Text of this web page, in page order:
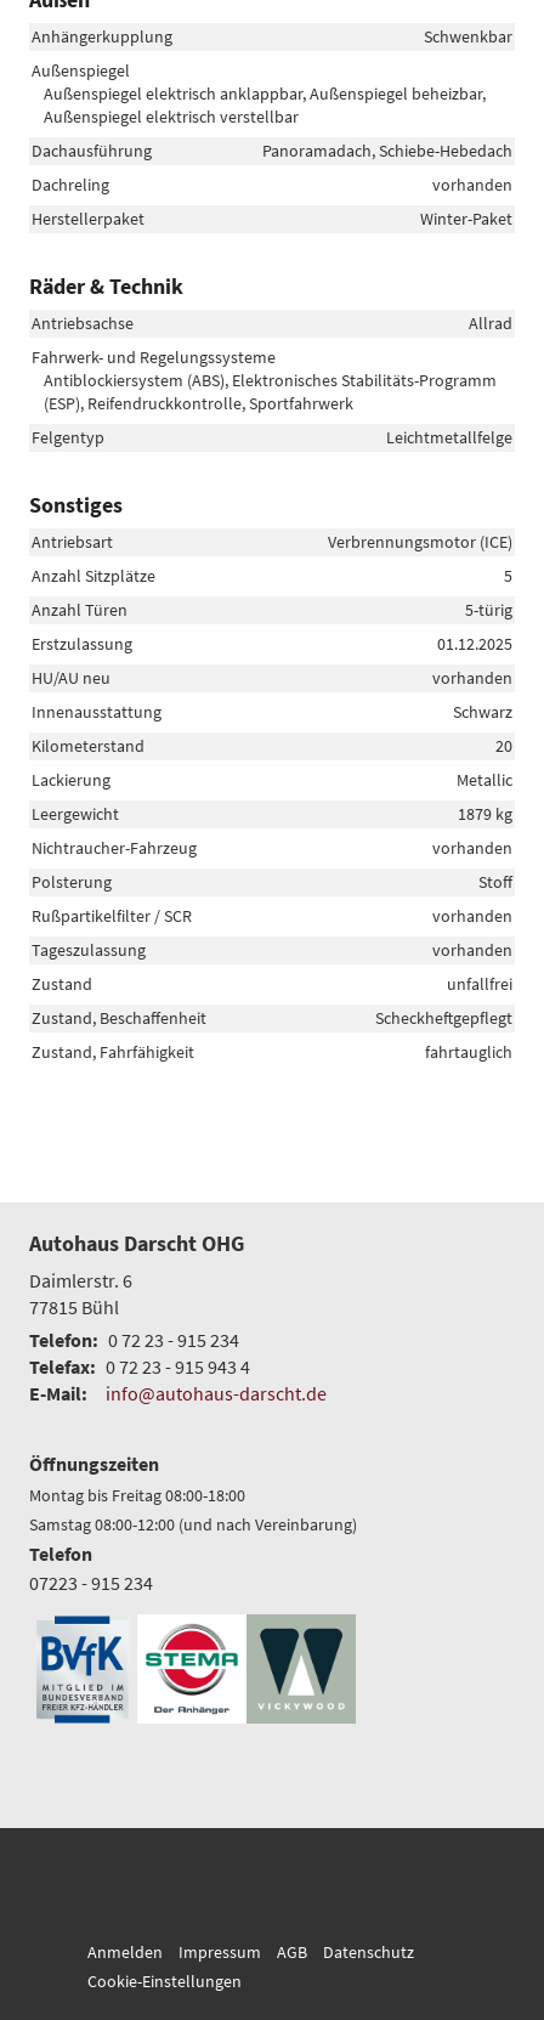
Anhängerkupplung
Schwenkbar
Außenspiegel
Außenspiegel elektrisch anklappbar, Außenspiegel beheizbar,
Außenspiegel elektrisch verstellbar
Dachausführung
Panoramadach, Schiebe-Hebedach
Dachreling
vorhanden
Herstellerpaket
Winter-Paket
Räder & Technik
Antriebsachse
Allrad
Fahrwerk- und Regelungssysteme
Antiblockiersystem (ABS), Elektronisches Stabilitäts-Programm
(ESP), Reifendruckkontrolle, Sportfahrwerk
Felgentyp
Leichtmetallfelge
Sonstiges
Antriebsart
Verbrennungsmotor (ICE)
Anzahl Sitzplätze
5
Anzahl Türen
5-türig
Erstzulassung
01.12.2025
HU/AU neu
vorhanden
Innenausstattung
Schwarz
Kilometerstand
20
Lackierung
Metallic
Leergewicht
1879 kg
Nichtraucher-Fahrzeug
vorhanden
Polsterung
Stoff
Rußpartikelfilter / SCR
vorhanden
Tageszulassung
vorhanden
Zustand
unfallfrei
Zustand, Beschaffenheit
Scheckheftgepflegt
Zustand, Fahrfähigkeit
fahrtauglich
Autohaus Darscht OHG
Daimlerstr. 6
77815 Bühl
Telefon: 0 72 23 - 915 234
Telefax: 0 72 23 - 915 943 4
E-Mail:
info@autohaus-darscht.de
Öffnungszeiten
Montag bis Freitag 08:00-18:00
Samstag 08:00-12:00 (und nach Vereinbarung)
Telefon
07223 - 915 234
Anmelden Impressum AGB
Datenschutz
Cookie-Einstellungen